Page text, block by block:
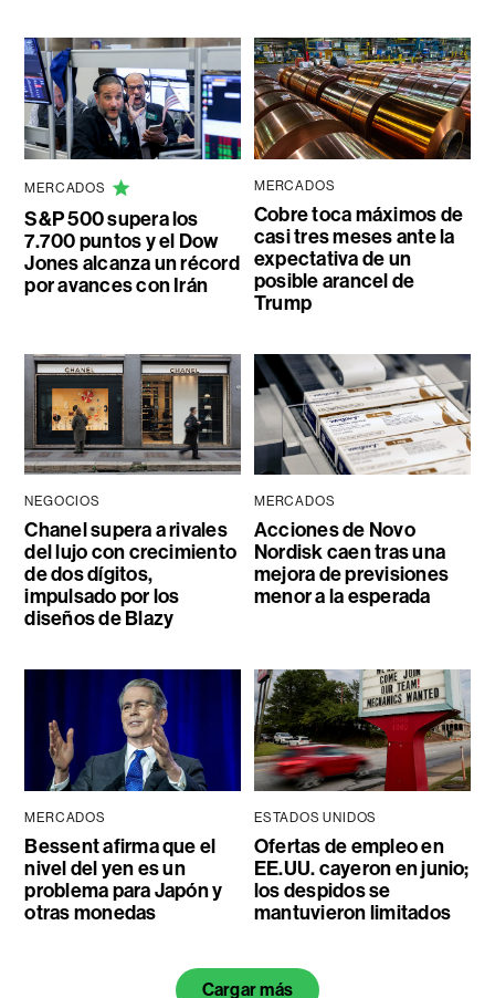
MERCADOS
S&P 500 supera los
7.700 puntos y el Dow
Jones alcanza un récord
por avances con Irán
MERCADOS
Cobre toca máximos de
casi tres meses ante la
expectativa de un
posible arancel de
Trump
NEGOCIOS
Chanel supera a rivales
del lujo con crecimiento
de dos dígitos,
impulsado por los
diseños de Blazy
MERCADOS
Acciones de Novo
Nordisk caen tras una
mejora de previsiones
menor a la esperada
MERCADOS
Bessent afirma que el
nivel del yen es un
problema para Japón y
otras monedas
ESTADOS UNIDOS
Ofertas de empleo en
EE.UU. cayeron en junio;
los despidos se
mantuvieron limitados
Cargar más